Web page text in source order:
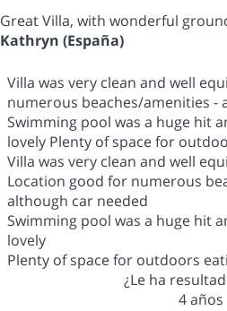
Great Villa, with wonderful
Kathryn (España)
Villa was very clean and well
numerous beaches/amenities -
Swimming pool was a huge hit
lovely Plenty of space for
Villa was very clean and well
Location good for numerous
although car needed
Swimming pool was a huge hit
lovely
Plenty of space for outdoors
¿Le ha
4 años